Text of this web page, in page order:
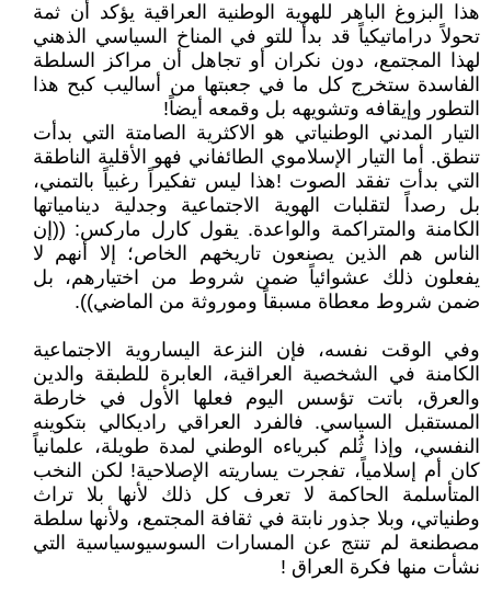
هذا البزوغ الباهر للهوية الوطنية العراقية يؤكد أن ثمة
تحولاً دراماتيكياً قد بدأ للتو في المناخ السياسي الذهني
لهذا المجتمع، دون نكران أو تجاهل أن مراكز السلطة
الفاسدة ستخرج كل ما في جعبتها من أساليب كبح هذا
التطور وإيقافه وتشويهه بل وقمعه أيضاً!
التيار المدني الوطنياتي هو الاكثرية الصامتة التي بدأت
تنطق. أما التيار الإسلاموي الطائفاني فهو الأقلية الناطقة
التي بدأت تفقد الصوت !هذا ليس تفكيراً رغبياً بالتمني،
بل رصداً لتقلبات الهوية الاجتماعية وجدلية دينامياتها
الكامنة والمتراكمة والواعدة. يقول كارل ماركس: ((إن
الناس هم الذين يصنعون تاريخهم الخاص؛ إلا أنهم لا
يفعلون ذلك عشوائياً ضمن شروط من اختيارهم، بل
ضمن شروط معطاة مسبقاً وموروثة من الماضي)).
وفي الوقت نفسه، فإن النزعة اليساروية الاجتماعية
الكامنة في الشخصية العراقية، العابرة للطبقة والدين
والعرق، باتت تؤسس اليوم فعلها الأول في خارطة
المستقبل السياسي. فالفرد العراقي راديكالي بتكوينه
النفسي، وإذا ثُلم كبرياءه الوطني لمدة طويلة، علمانياً
كان أم إسلامياً، تفجرت يساريته الإصلاحية! لكن النخب
المتأسلمة الحاكمة لا تعرف كل ذلك لأنها بلا تراث
وطنياتي، وبلا جذور نابتة في ثقافة المجتمع، ولأنها سلطة
مصطنعة لم تنتج عن المسارات السوسيوسياسية التي
نشأت منها فكرة العراق !